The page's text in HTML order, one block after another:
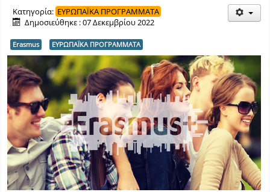
Κατηγορία: ΕΥΡΩΠΑΪΚΑ ΠΡΟΓΡΑΜΜΑΤΑ
Δημοσιεύθηκε : 07 Δεκεμβρίου 2022
Erasmus ΕΥΡΩΠΑΪΚΑ ΠΡΟΓΡΑΜΜΑΤΑ